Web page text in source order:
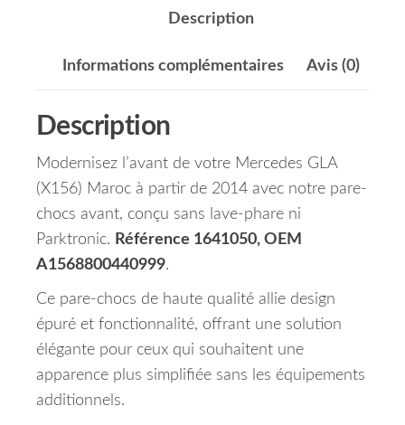
Description
Informations complémentaires Avis (0)
Description
Modernisez l’avant de votre Mercedes GLA
(X156) Maroc à partir de 2014 avec notre pare-
chocs avant, conçu sans lave-phare ni
Parktronic. Référence 1641050, OEM
A1568800440999.
Ce pare-chocs de haute qualité allie design
épuré et fonctionnalité, offrant une solution
élégante pour ceux qui souhaitent une
apparence plus simplifiée sans les équipements
additionnels.